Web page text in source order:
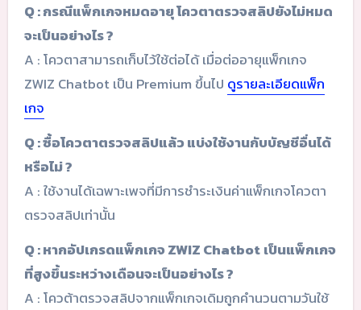
Q : กรณีแพ็กเกจหมดอายุ โควตาตรวจสลิปยังไม่หมด
จะเป็นอย่างไร ?
A : โควตาสามารถเก็บไว้ใช้ต่อได้ เมื่อต่ออายุแพ็กเกจ
ZWIZ Chatbot เป็น Premium ขึ้นไป ดูรายละเอียดแพ็ก
เกจ
Q : ซื้อโควตาตรวจสลิปแล้ว แบ่งใช้งานกับบัญชีอื่นได้
หรือไม่ ?
A : ใช้งานได้เฉพาะเพจที่มีการชำระเงินค่าแพ็กเกจโควตา
ตรวจสลิปเท่านั้น
Q : หากอัปเกรดแพ็กเกจ ZWIZ Chatbot เป็นแพ็กเกจ
ที่สูงขึ้นระหว่างเดือนจะเป็นอย่างไร ?
A : โควต้าตรวจสลิปจากแพ็กเกจเดิมถูกคำนวนตามวันใช้